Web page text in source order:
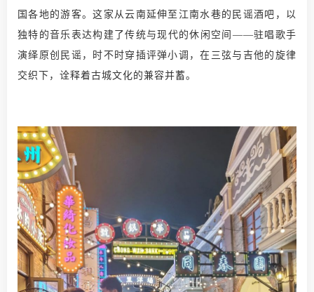
国各地的游客。这家从云南延伸至江南水巷的民谣酒吧，以
独特的音乐表达构建了传统与现代的休闲空间——驻唱歌手
演绎原创民谣，时不时穿插评弹小调，在三弦与吉他的旋律
交织下，诠释着古城文化的兼容并蓄。